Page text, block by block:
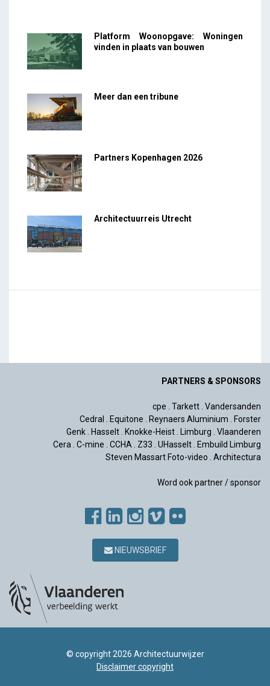
Platform Woonopgave: Woningen
vinden in plaats van bouwen
Meer dan een tribune
Partners Kopenhagen 2026
Architectuurreis Utrecht
PARTNERS & SPONSORS
cpe . Tarkett. Vandersanden
Cedral . Equitone . Reynaers Aluminium . Forster
Genk. Hasselt. Knokke-Heist. Limburg . Vlaanderen
Cera. C-mine . CCHA. Z33 . UHasselt. Embuild Limburg
Steven Massart Foto-video . Architectura
Word ook partner / sponsor
NIEUWSBRIEF
© copyright 2026 Architectuurwijzer
Disclaimer copyright